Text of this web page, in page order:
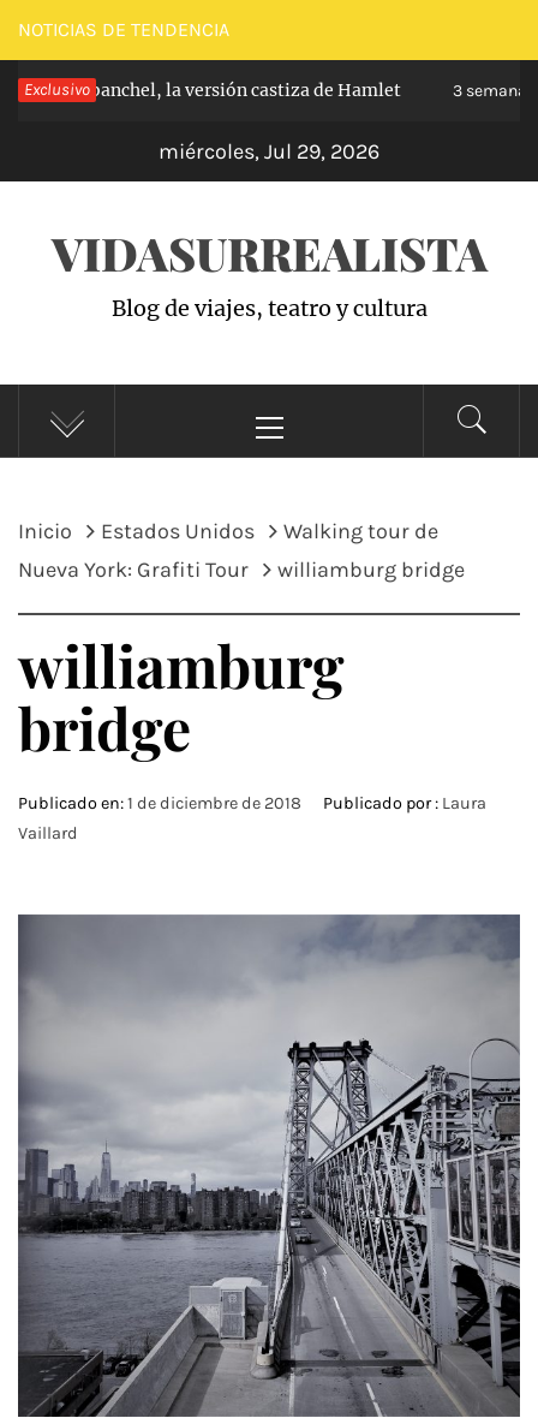
Saltar
al
contenido
NOTICIAS DE TENDENCIA
Exclusivo
de Carabanchel, la versión castiza de Hamlet 3 semanas
miércoles, Jul 29, 2026
VIDASURREALISTA
Blog de viajes, teatro y cultura
principal
Inicio Estados Unidos
Walking tour de
Nueva York: Grafiti Tour
williamburg bridge
williamburg
bridge
Publicado en:1 de diciembre de 2018 Publicado por : Laura
Vaillard